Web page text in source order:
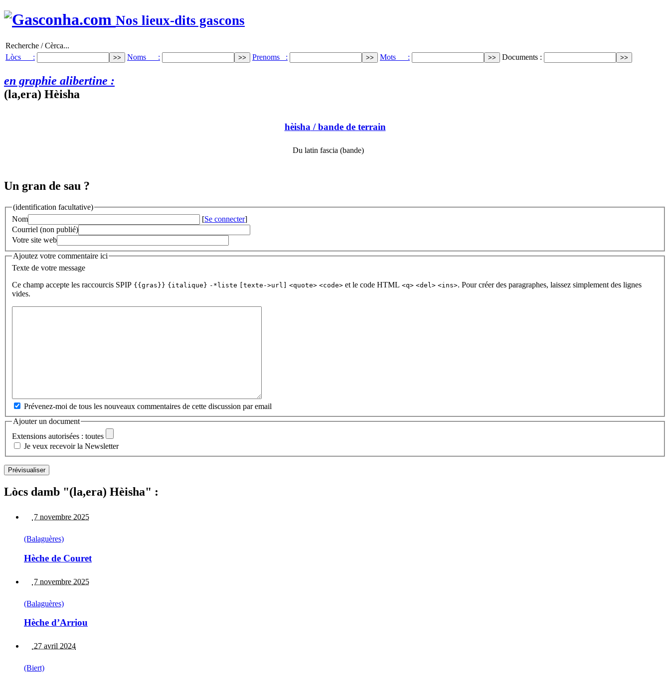
Nos lieux-dits gascons
Recherche / Cèrca...
Lòcs :
Noms : Prenoms : Mots : Documents :
en graphie alibertine :
(la,era) Hèisha
hèisha/ bande de terrain
Du latin fascia (bande)
Un gran de sau ?
(identification facultative)
Nom
[Se connecter]
Courriel (non publié)
Votre site web
Ajoutez votre commentaire ici
Texte de votre message
Ce champ accepte les raccourcis SPIP {{gras}} {italique} -*liste [texte->url] <quote> <code> et le code HTML <q> <del> <ins>. Pour créer des paragraphes, laissez simplement des lignes
vides.
Prévenez-moi de tous les nouveaux commentaires de cette discussion par email
Ajouter un document
Extensions autorisées : toutes
Je veux recevoir la Newsletter
Lòcs damb "(la,era) Hèisha" :
7 novembre 2025
(Balaguères)
Hèche de Couret
7 novembre 2025
(Balaguères)
Hèche d’Arriou
27 avril 2024
(Biert)